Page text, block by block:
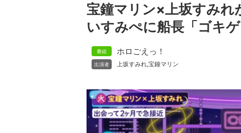
宝鐘マリン×上坂すみれ
いすみぺに船長「ゴキ
ホロごえっ！
上坂すみれ,宝鐘マリン